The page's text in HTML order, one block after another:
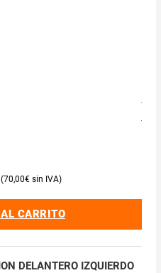
70,00€
CARRITO
DELANTERO IZQUIERDO